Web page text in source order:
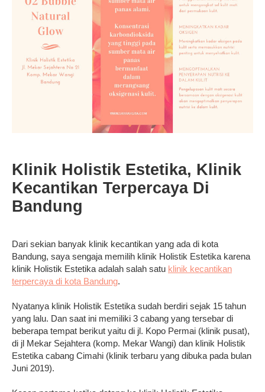
Klinik Holistik Estetika, Klinik
Kecantikan Terpercaya Di
Bandung
Dari sekian banyak klinik kecantikan yang ada di kota
Bandung, saya sengaja memilih klinik Holistik Estetika karena
klinik Holistik Estetika adalah salah satu klinik kecantikan
terpercaya di kota Bandung.
Nyatanya klinik Holistik Estetika sudah berdiri sejak 15 tahun
yang lalu. Dan saat ini memiliki 3 cabang yang tersebar di
beberapa tempat berikut yaitu di jl. Kopo Permai (klinik pusat),
di jl Mekar Sejahtera (komp. Mekar Wangi) dan klinik Holistik
Estetika cabang Cimahi (klinik terbaru yang dibuka pada bulan
Juni 2019).